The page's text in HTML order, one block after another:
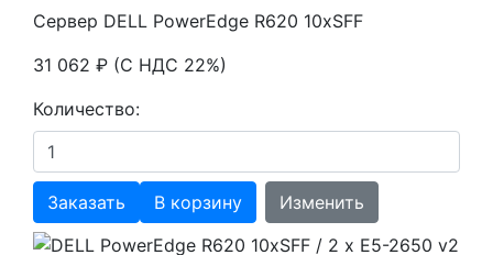
Сервер DELL PowerEdge R620 10xSFF
31 062 ₽ (С НДС 22%)
Количество:
Заказать В корзину Изменить